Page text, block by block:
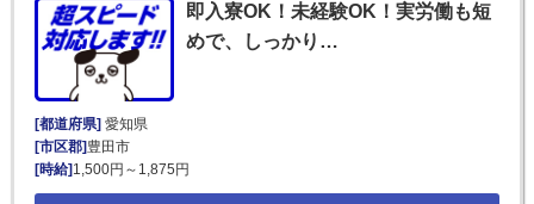
即入寮OK！未経験OK！実労働も短
めで、しっかり…
[都道府県] 愛知県
[市区郡] 豊田市
[時給] 1,500円～1,875円